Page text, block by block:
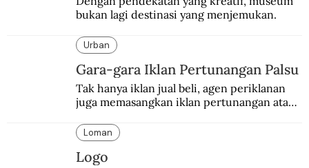
bukan lagi destinasi yang menjemukan.
Urban
Gara-gara Iklan Pertunangan Palsu
Tak hanya iklan jual beli, agen periklanan
juga memasangkan iklan pertunangan atau
memasang iklan pertunangan palsu.
Loman
Logo